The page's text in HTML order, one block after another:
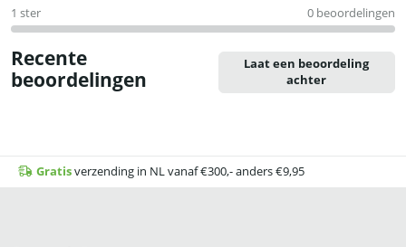
1 ster 0 beoordelingen
Recente
beoordelingen
Laat een beoordeling
achter
Gratisverzending in NL vanaf €300,- anders €9,95